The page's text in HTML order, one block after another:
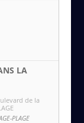
LA
de la
PLAGE